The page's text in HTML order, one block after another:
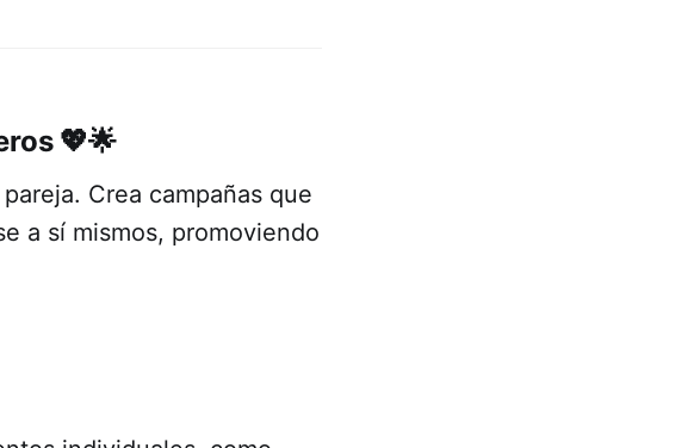
💖🌟
Crea campañas que
a sí mismos, promoviendo